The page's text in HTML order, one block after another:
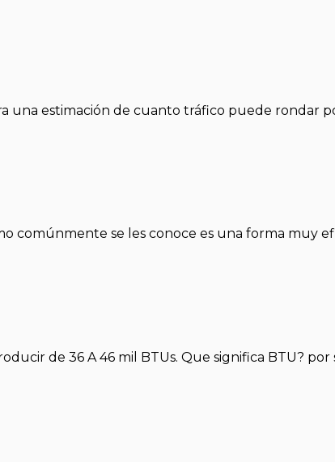
una estimación de cuanto tráfico puede rondar
comúnmente se les conoce es una forma muy
de 36 A 46 mil BTUs. Que significa BTU? por